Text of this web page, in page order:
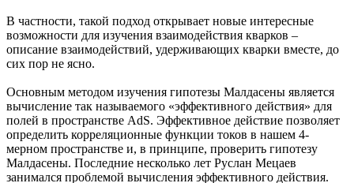
В частности, такой подход открывает новые интересные
возможности для изучения взаимодействия кварков –
описание взаимодействий, удерживающих кварки вместе, до
сих пор не ясно.
Основным методом изучения гипотезы Малдасены является
вычисление так называемого «эффективного действия» для
полей в пространстве AdS. Эффективное действие позволяет
определить корреляционные функции токов в нашем 4-
мерном пространстве и, в принципе, проверить гипотезу
Малдасены. Последние несколько лет Руслан Мецаев
занимался проблемой вычисления эффективного действия.